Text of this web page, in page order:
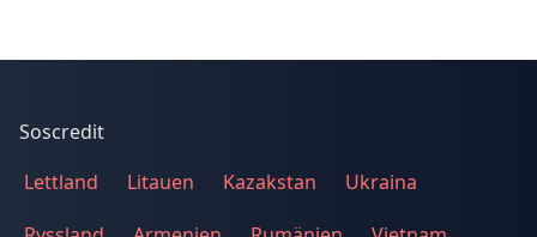
Soscredit
Lettland
Litauen Kazakstan
Ukraina